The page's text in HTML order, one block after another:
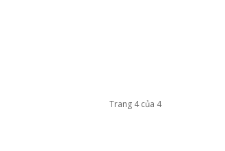
Trang 4 của 4